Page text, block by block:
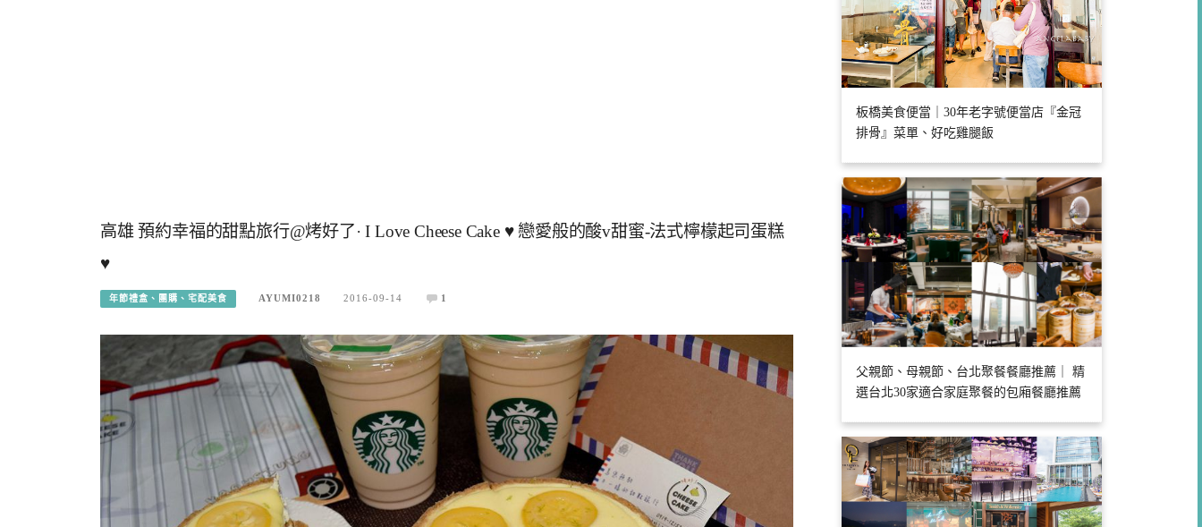
高雄 預約幸福的甜點旅行@烤好了· I Love Cheese Cake ♥ 戀愛般的酸v甜蜜-法式檸檬起司蛋糕
♥
年節禮盒、團購、宅配美食 AYUMI0218 2016-09-14 1
板橋美食便當｜30年老字號便當店『金冠
排骨』菜單、好吃雞腿飯
父親節、母親節、台北聚餐餐廳推薦｜ 精
選台北30家適合家庭聚餐的包廂餐廳推薦